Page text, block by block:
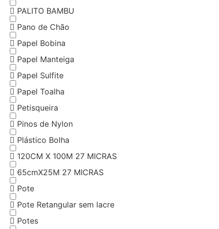
PALITO BAMBU
Pano de Chão
Papel Bobina
Papel Manteiga
Papel Sulfite
Papel Toalha
Petisqueira
Pinos de Nylon
Plástico Bolha
120CM X 100M 27 MICRAS
65cmX25M 27 MICRAS
Pote
Pote Retangular sem lacre
Potes